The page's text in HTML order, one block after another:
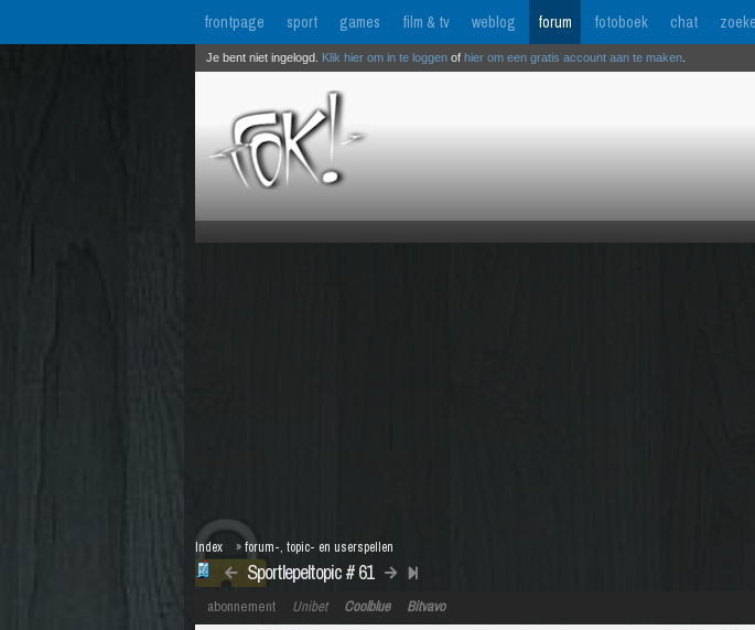
frontpage sport games film & tv weblog forum fotoboek chat
Je bent niet ingelogd. Klik hier om in te loggen of hier om een gratis account aan te maken
Sportlepeltopic # 61
Index »forum-, topic- en userspellen
abonnement Unibet Coolblue Bitvavo